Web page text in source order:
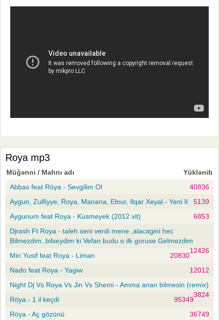
Roya mp3
Müğənni / Mahnı adı
Yüklənib
Abbas feat Röya - Sevgilim Ol
40836
Aygun, Zulfiyye, Roya, Manana, Elnur, Ilqar Xeyal - Yeni Il
5139
Aygunum feat Roya - Kusmeyek (2012 xit)
6853
Djrash Ft Roya - taleh seni verdi mene ,alacagini hec
Bilmezdim..bilseydim ki Vefan budu o ilk goruse Gelmezdim
12426
Miri Yusif feat Roya - Liman
20830
Nado feat Roya - Yagiw
12012
Night Dj Vs Roya Vs Jin Vs Shemi - Amma anan bilmesin (remix)
3824
Röya - 1 il keçdi
95349
Röya - Aç gözünü
36749